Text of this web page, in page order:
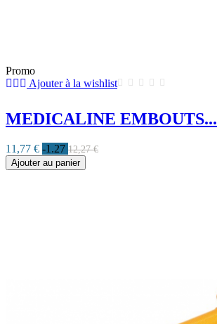
Promo
Ajouter à la wishlist
MEDICALINE EMBOUTS...
11,77 € -1.27 12,27 €
Ajouter au panier